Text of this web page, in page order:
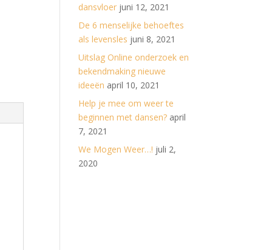
dansvloer juni 12, 2021
De 6 menselijke behoeftes
als levensles juni 8, 2021
Uitslag Online onderzoek en
bekendmaking nieuwe
ideeën april 10, 2021
Help je mee om weer te
beginnen met dansen? april
7, 2021
We Mogen Weer…! juli 2,
2020